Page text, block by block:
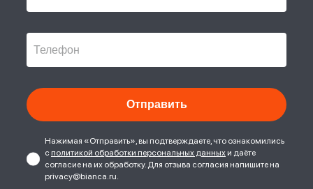
Нажимая «Отправить», вы подтверждаете, что ознакомились
с политикой обработки персональных данных и даёте
согласие на их обработку. Для отзыва согласия напишите на
privacy@bianca.ru.